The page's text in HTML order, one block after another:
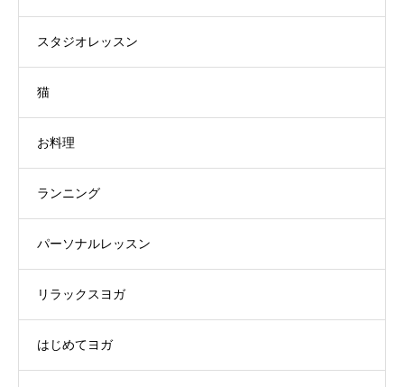
スタジオレッスン
猫
お料理
ランニング
パーソナルレッスン
リラックスヨガ
はじめてヨガ